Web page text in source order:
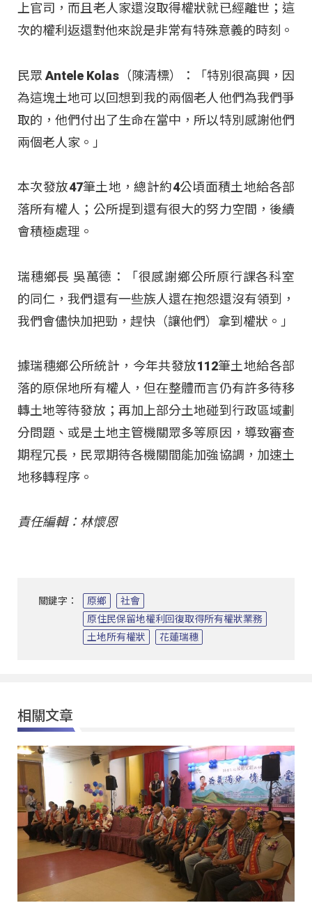
上官司，而且老人家還沒取得權狀就已經離世；這
次的權利返還對他來說是非常有特殊意義的時刻。
民眾 Antele Kolas（陳清標）：「特別很高興，因
為這塊土地可以回想到我的兩個老人他們為我們爭
取的，他們付出了生命在當中，所以特別感謝他們
兩個老人家。」
本次發放47筆土地，總計約4公頃面積土地給各部
落所有權人；公所提到還有很大的努力空間，後續
會積極處理。
瑞穗鄉長 吳萬德：「很感謝鄉公所原行課各科室
的同仁，我們還有一些族人還在抱怨還沒有領到，
我們會儘快加把勁，趕快（讓他們）拿到權狀。」
據瑞穗鄉公所統計，今年共發放112筆土地給各部
落的原保地所有權人，但在整體而言仍有許多待移
轉土地等待發放；再加上部分土地碰到行政區域劃
分問題、或是土地主管機關眾多等原因，導致審查
期程冗長，民眾期待各機關間能加強協調，加速土
地移轉程序。
責任編輯：林懷恩
關鍵字： 原鄉
社會
原住民保留地權利回復取得所有權狀業務
土地所有權狀
花蓮瑞穗
相關文章